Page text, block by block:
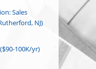
Sales
NJ)
100K/yr)